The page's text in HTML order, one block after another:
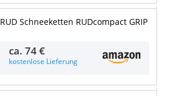
RUD Schneeketten RUDcompact GRIP
ca.74 €
kostenlose Lieferung